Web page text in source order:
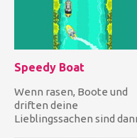
Speedy Boat
Wenn rasen, Boote und
driften deine
Lieblingssachen sind